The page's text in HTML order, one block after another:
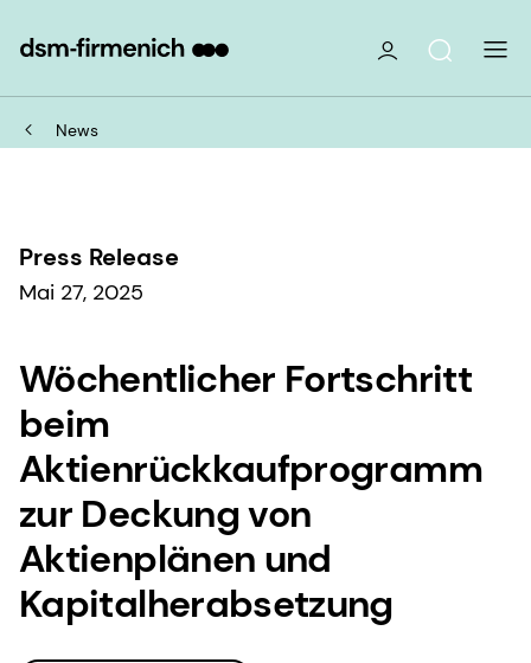
News
Press Release
Mai 27, 2025
Wöchentlicher Fortschritt
beim
Aktienrückkaufprogramm
zur Deckung von
Aktienplänen und
Kapitalherabsetzung